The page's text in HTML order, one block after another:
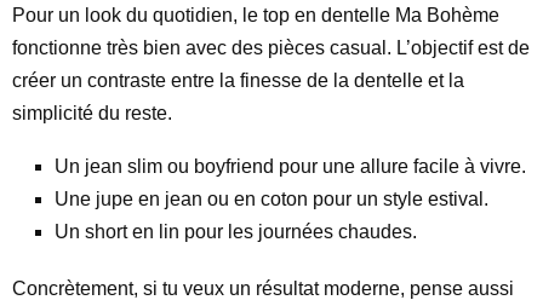
Pour un look du quotidien, le top en dentelle Ma Bohème
fonctionne très bien avec des pièces casual. L’objectif est de
créer un contraste entre la finesse de la dentelle et la
simplicité du reste.
Un jean slim ou boyfriend pour une allure facile à vivre.
Une jupe en jean ou en coton pour un style estival.
Un short en lin pour les journées chaudes.
Concrètement, si tu veux un résultat moderne, pense aussi